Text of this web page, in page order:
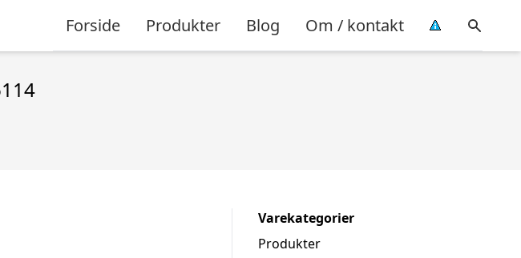
Forside Produkter Blog Om / kontakt
Varekategorier
Produkter